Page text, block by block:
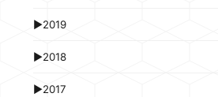
►2019
►2018
►2017